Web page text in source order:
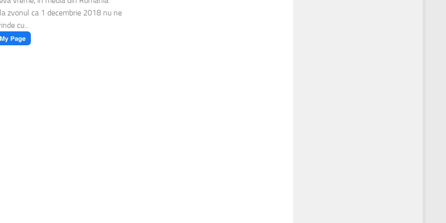
zvonul ca 1 decembrie 2018 nu ne
cu...